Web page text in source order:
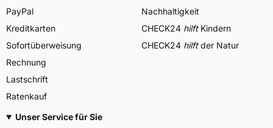
PayPal
Kreditkarten
Sofortüberweisung
Rechnung
Lastschrift
Ratenkauf
Nachhaltigkeit
CHECK24 hilftKindern
CHECK24 hilftder Natur
Unser Service für Sie